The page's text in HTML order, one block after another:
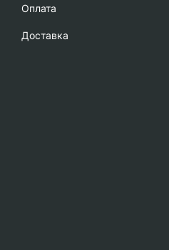
Oплата
Доставка